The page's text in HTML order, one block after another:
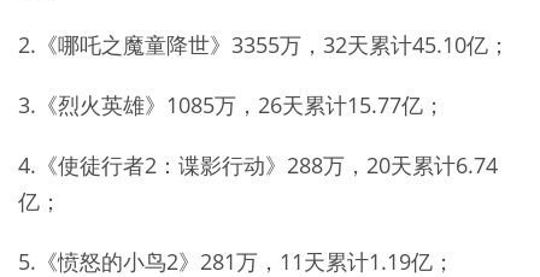
2.《哪吒之魔童降世》3355万，32天累计45.10亿；
3.《烈火英雄》1085万，26天累计15.77亿；
4.《使徒行者2：谍影行动》288万，20天累计6.74
亿；
5.《愤怒的小鸟2》281万，11天累计1.19亿；